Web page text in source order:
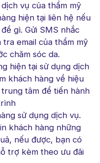
vụ của thẩm mỹ
hiện tại liên hệ nếu
gì. Gửi SMS nhắc
email của thẩm mỹ
chăm sóc da.
hiện tại sử dụng dịch
khách hàng về hiệu
tâm để tiến hành
sử dụng dịch vụ.
khách hàng những
nếu được, bạn có
trợ kèm theo ưu đãi